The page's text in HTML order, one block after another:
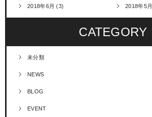
2018年6月 (3) 2018年5月
CATEGORY
未分類
NEWS
BLOG
EVENT